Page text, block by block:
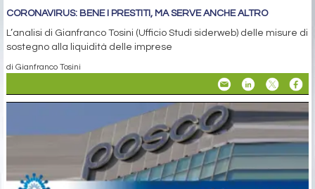
CORONAVIRUS: BENE I PRESTITI, MA SERVE ANCHE ALTRO
L’analisi di Gianfranco Tosini (Ufficio Studi siderweb) delle misure di
sostegno alla liquidità delle imprese
di Gianfranco Tosini